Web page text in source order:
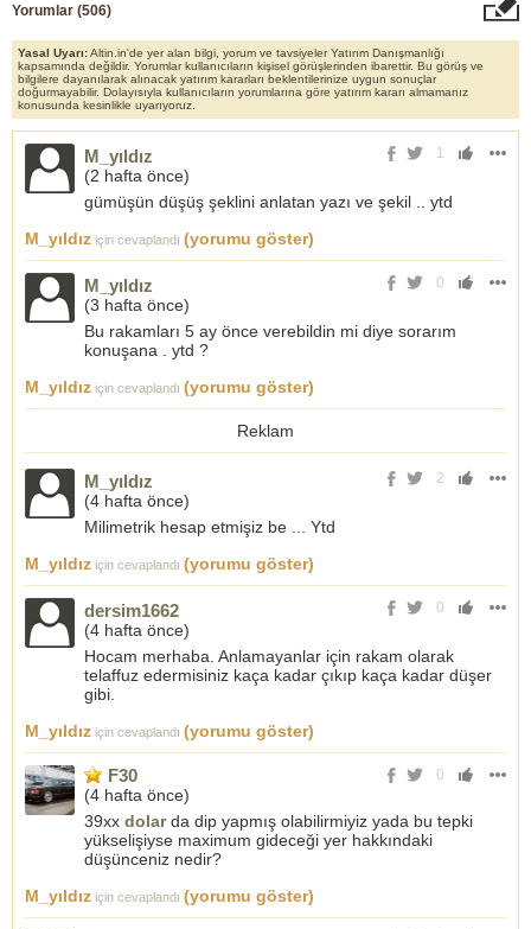
Yorumlar (506)
Yasal Uyarı:Altin.in'de yer alan bilgi, yorum ve tavsiyeler Yatırım Danışmanlığı
kapsamında değildir. Yorumlar kullanıcıların kişisel görüşlerinden ibarettir. Bu görüş ve
bilgilere dayanılarak alınacak yatırım kararları beklentilerinize uygun sonuçlar
doğurmayabilir. Dolayısıyla kullanıcıların yorumlarına göre yatırım kararı almamanız
konusunda kesinlikle uyarıyoruz.
1
M_yıldız
(2 hafta önce)
gümüşün düşüş şeklini anlatan yazı ve şekil .. ytd
M_yıldız için cevaplandı (yorumu göster)
0
M_yıldız
(3 hafta önce)
Bu rakamları 5 ay önce verebildin mi diye sorarım
konuşana . ytd ?
M_yıldız için cevaplandı (yorumu göster)
Reklam
2
M_yıldız
(4 hafta önce)
Milimetrik hesap etmişiz be ... Ytd
M_yıldız için cevaplandı (yorumu göster)
0
dersim1662
(4 hafta önce)
Hocam merhaba. Anlamayanlar için rakam olarak
telaffuz edermisiniz kaça kadar çıkıp kaça kadar düşer
gibi.
M_yıldız için cevaplandı (yorumu göster)
0
F30
(4 hafta önce)
39xx dolarda dip yapmış olabilirmiyiz yada bu tepki
yükselişiyse maximum gideceği yer hakkındaki
düşünceniz nedir?
M_yıldız için cevaplandı (yorumu göster)